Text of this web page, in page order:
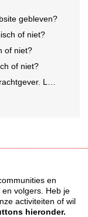
gebleven?
of niet?
of niet?
of niet?
of niet?
en
volgers. Heb je
activiteiten of wil
hieronder.